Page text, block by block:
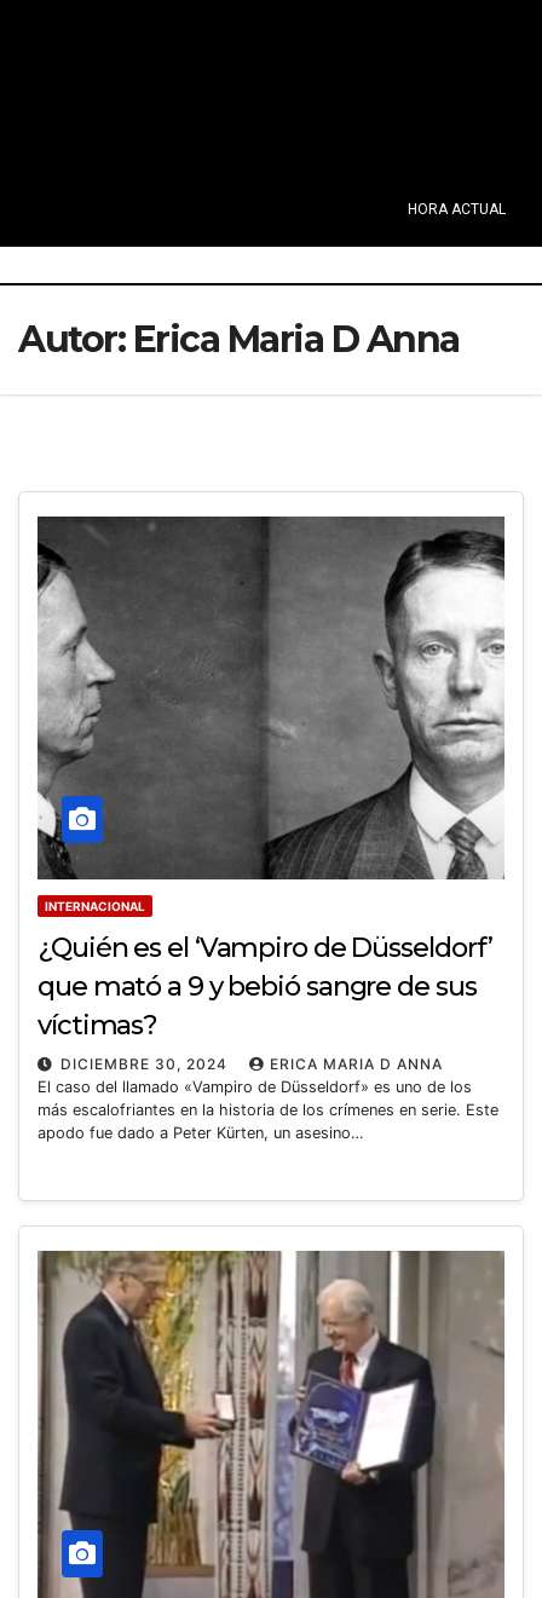
HORA ACTUAL
Autor: Erica Maria D Anna
INTERNACIONAL
¿Quién es el ‘Vampiro de Düsseldorf’
que mató a 9 y bebió sangre de sus
víctimas?
DICIEMBRE 30, 2024
ERICA MARIA D ANNA
El caso del llamado «Vampiro de Düsseldorf» es uno de los
más escalofriantes en la historia de los crímenes en serie. Este
apodo fue dado a Peter Kürten, un asesino…